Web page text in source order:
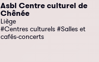
Asbl Centre culturel de
Chênée
Liège
#Centres culturels #Salles et
cafés-concerts